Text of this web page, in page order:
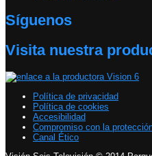
Síguenos
Visita nuestra
Política de privacidad
Política de cookies
Accesibilidad
Compromiso con la
Canal Ético